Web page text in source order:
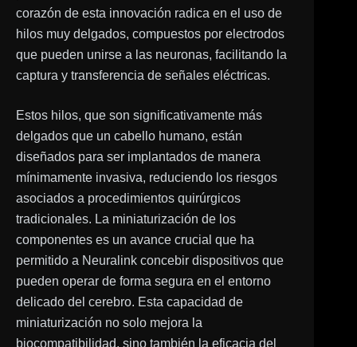
corazón de esta innovación radica en el uso de
hilos muy delgados, compuestos por electrodos
que pueden unirse a las neuronas, facilitando la
captura y transferencia de señales eléctricas.
Estos hilos, que son significativamente más
delgados que un cabello humano, están
diseñados para ser implantados de manera
mínimamente invasiva, reduciendo los riesgos
asociados a procedimientos quirúrgicos
tradicionales. La miniaturización de los
componentes es un avance crucial que ha
permitido a Neuralink concebir dispositivos que
pueden operar de forma segura en el entorno
delicado del cerebro. Esta capacidad de
miniaturización no solo mejora la
biocompatibilidad, sino también la eficacia del